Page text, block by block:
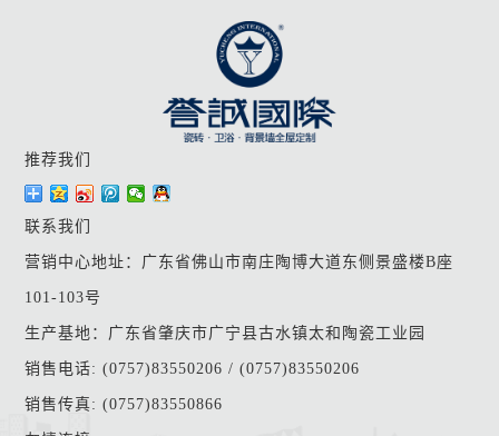
推荐我们
联系我们
营销中心地址：广东省佛山市南庄陶博大道东侧景盛楼B座
101-103号
生产基地：广东省肇庆市广宁县古水镇太和陶瓷工业园
销售电话: (0757)83550206 / (0757)83550206
销售传真: (0757)83550866